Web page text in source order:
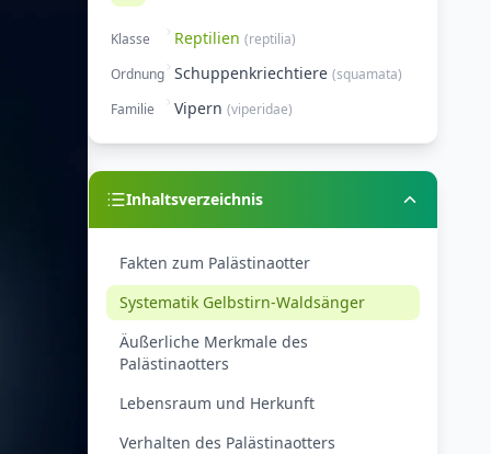
Klasse Reptilien (reptilia)
Ordnung Schuppenkriechtiere (squamata)
Familie
Vipern (viperidae)
Inhaltsverzeichnis
Fakten zum Palästinaotter
Systematik Gelbstirn-Waldsänger
Äußerliche Merkmale des
Palästinaotters
Lebensraum und Herkunft
Verhalten des Palästinaotters